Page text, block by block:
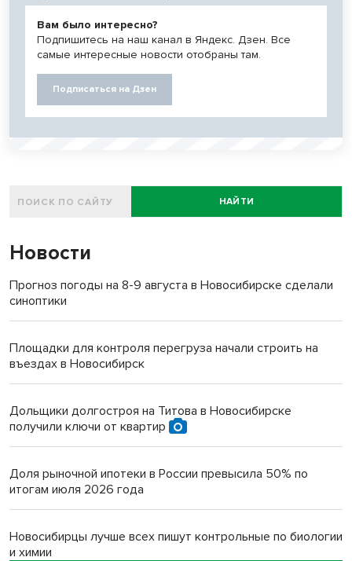
Вам было интересно?
Подпишитесь на наш канал в Яндекс. Дзен. Все
самые интересные новости отобраны там.
Подписаться на Дзен
НАЙТИ
Новости
Прогноз погоды на 8-9 августа в Новосибирске сделали
синоптики
Площадки для контроля перегруза начали строить на
въездах в Новосибирск
Дольщики долгостроя на Титова в Новосибирске
получили ключи от квартир
Доля рыночной ипотеки в России превысила 50% по
итогам июля 2026 года
Новосибирцы лучше всех пишут контрольные по биологии
и химии